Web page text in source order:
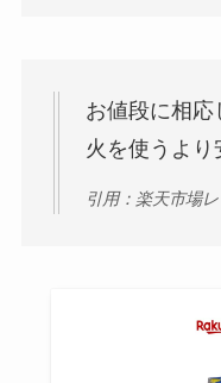
お値段に相応
火を使うより
引用：楽天市場